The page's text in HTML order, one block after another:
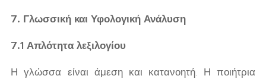
7. Γλωσσική και Υφολογική Ανάλυση
7.1 Απλότητα λεξιλογίου
Η γλώσσα είναι άμεση και κατανοητή. Η ποιήτρια